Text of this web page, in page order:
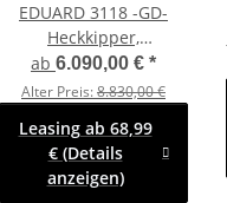
EDUARD 3118 -GD-
Heckkipper,
Auffahrschienen,
Bordwände 30cm
-3500kg- E & H-Pumpe -
Lfh: 63cm -195/50R13
ab 6.090,00 € *
Alter Preis:8.830,00 €
Leasing ab 68,99
€ (Details
anzeigen)